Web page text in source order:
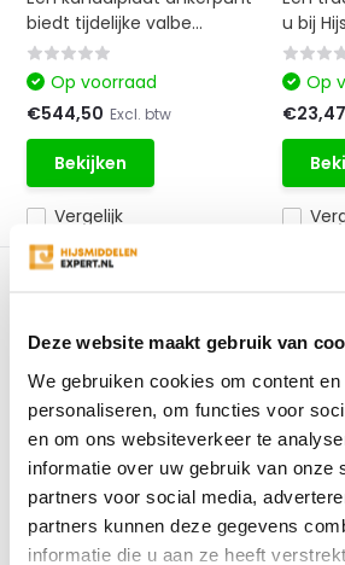
Deze website maakt gebruik van
We gebruiken cookies om content
personaliseren, om functies voor
en om ons websiteverkeer te
informatie over uw gebruik van onze
partners voor social media,
partners kunnen deze gegevens
informatie die u aan ze heeft
biedt tijdelijke valbe...
Vergelijk
Op voorraad
€544,50 Excl. btw
Bekijken
u bij
Op
€23,47
Valbeveiliging voor iedere hoogte
Valbeveiliging is essentieel bij
hoogtes gewerkt wordt. Het is van
veiligheidsmaatregelen getroffen
werkplek op een hoogte van 2,5
bestaat namelijk het risico op